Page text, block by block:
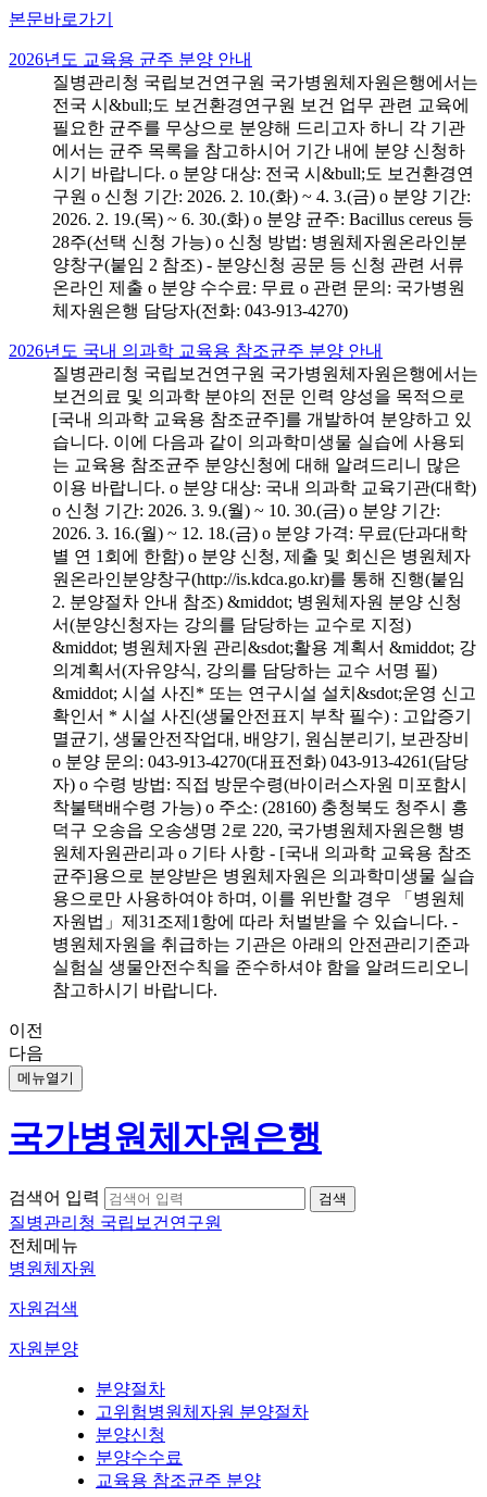
본문바로가기
2026년도 교육용 균주 분양 안내
질병관리청 국립보건연구원 국가병원체자원은행에서는
전국 시&bull;도 보건환경연구원 보건 업무 관련 교육에
필요한 균주를 무상으로 분양해 드리고자 하니 각 기관
에서는 균주 목록을 참고하시어 기간 내에 분양 신청하
시기 바랍니다. o 분양 대상: 전국 시&bull;도 보건환경연
구원 o 신청 기간: 2026. 2. 10.(화) ~ 4. 3.(금) o 분양 기간:
2026. 2. 19.(목) ~ 6. 30.(화) o 분양 균주: Bacillus cereus 등
28주(선택 신청 가능) o 신청 방법: 병원체자원온라인분
양창구(붙임 2 참조) - 분양신청 공문 등 신청 관련 서류
온라인 제출 o 분양 수수료: 무료 o 관련 문의: 국가병원
체자원은행 담당자(전화: 043-913-4270)
2026년도 국내 의과학 교육용 참조균주 분양 안내
질병관리청 국립보건연구원 국가병원체자원은행에서는
보건의료 및 의과학 분야의 전문 인력 양성을 목적으로
[국내 의과학 교육용 참조균주]를 개발하여 분양하고 있
습니다. 이에 다음과 같이 의과학미생물 실습에 사용되
는 교육용 참조균주 분양신청에 대해 알려드리니 많은
이용 바랍니다. o 분양 대상: 국내 의과학 교육기관(대학)
o 신청 기간: 2026. 3. 9.(월) ~ 10. 30.(금) o 분양 기간:
2026. 3. 16.(월) ~ 12. 18.(금) o 분양 가격: 무료(단과대학
별 연 1회에 한함) o 분양 신청, 제출 및 회신은 병원체자
원온라인분양창구(http://is.kdca.go.kr)를 통해 진행(붙임
2. 분양절차 안내 참조) &middot; 병원체자원 분양 신청
서(분양신청자는 강의를 담당하는 교수로 지정)
&middot; 병원체자원 관리&sdot;활용 계획서 &middot; 강
의계획서(자유양식, 강의를 담당하는 교수 서명 필)
&middot; 시설 사진* 또는 연구시설 설치&sdot;운영 신고
확인서 * 시설 사진(생물안전표지 부착 필수) : 고압증기
멸균기, 생물안전작업대, 배양기, 원심분리기, 보관장비
o 분양 문의: 043-913-4270(대표전화) 043-913-4261(담당
자) o 수령 방법: 직접 방문수령(바이러스자원 미포함시
착불택배수령 가능) o 주소: (28160) 충청북도 청주시 흥
덕구 오송읍 오송생명 2로 220, 국가병원체자원은행 병
원체자원관리과 o 기타 사항 - [국내 의과학 교육용 참조
균주]용으로 분양받은 병원체자원은 의과학미생물 실습
용으로만 사용하여야 하며, 이를 위반할 경우 「병원체
자원법」제31조제1항에 따라 처벌받을 수 있습니다. -
병원체자원을 취급하는 기관은 아래의 안전관리기준과
실험실 생물안전수칙을 준수하셔야 함을 알려드리오니
참고하시기 바랍니다.
이전
다음
메뉴열기
국가병원체자원은행
검색어 입력
질병관리청 국립보건연구원
전체메뉴
병원체자원
자원검색
자원분양
분양절차
고위험병원체자원 분양절차
분양신청
분양수수료
교육용 참조균주 분양